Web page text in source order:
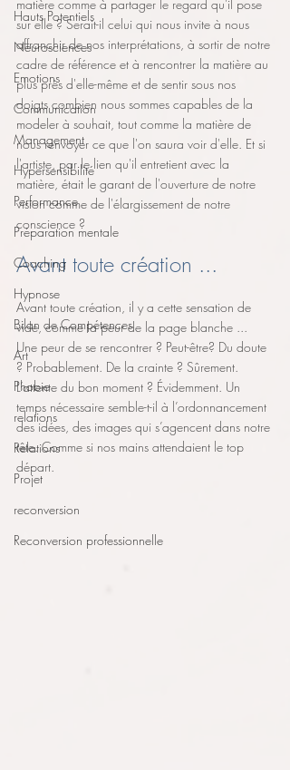
Hauts Potentiels
Neurosciences
Emotions
Communication
Management
Hypersensibilité
Performance
Préparation mentale
Coaching
Hypnose
Bilan de Compétences
Art
Phobie
relations
Relations
Projet
reconversion
Reconversion professionnelle
matière comme à partager le regard qu'il pose
sur elle ? Serait-il celui qui nous invite à nous
affranchir de nos interprétations, à sortir de notre
cadre de référence et à rencontrer la matière au
plus près d'elle-même et de sentir sous nos
doigts combien nous sommes capables de la
modeler à souhait, tout comme la matière de
nous renvoyer ce que l'on saura voir d'elle. Et si
l'artiste, par le lien qu'il entretient avec la
matière, était le garant de l'ouverture de notre
vision comme de l'élargissement de notre
conscience ?
Avant toute création ...
Avant toute création, il y a cette sensation de
vide, comme la peur de la page blanche ...
Une peur de se rencontrer ? Peut-être? Du doute
? Probablement. De la crainte ? Sûrement.
L’attente du bon moment ? Évidemment. Un
temps nécessaire semble-t-il à l’ordonnancement
des idées, des images qui s’agencent dans notre
tête. Comme si nos mains attendaient le top
départ.